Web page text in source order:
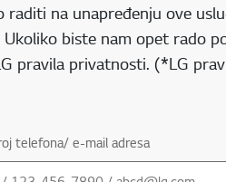
raditi na unapređenju ove
biste nam opet rado
pravila privatnosti. (*LG
telefona/ e-mail adresa